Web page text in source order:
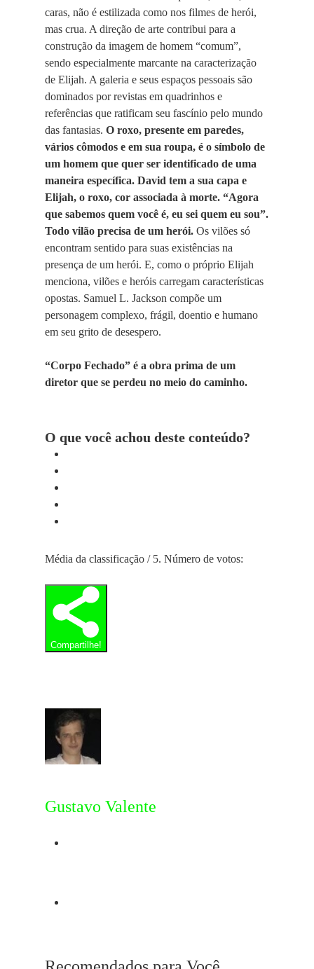
caras, não é estilizada como nos filmes de herói,
mas crua. A direção de arte contribui para a
construção da imagem de homem “comum”,
sendo especialmente marcante na caracterização
de Elijah. A galeria e seus espaços pessoais são
dominados por revistas em quadrinhos e
referências que ratificam seu fascínio pelo mundo
das fantasias. O roxo, presente em paredes,
vários cômodos e em sua roupa, é o símbolo de
um homem que quer ser identificado de uma
maneira específica. David tem a sua capa e
Elijah, o roxo, cor associada à morte. “Agora
que sabemos quem você é, eu sei quem eu sou”.
Todo vilão precisa de um herói. Os vilões só
encontram sentido para suas existências na
presença de um herói. E, como o próprio Elijah
menciona, vilões e heróis carregam características
opostas. Samuel L. Jackson compõe um
personagem complexo, frágil, doentio e humano
em seu grito de desespero.
“Corpo Fechado” é a obra prima de um
diretor que se perdeu no meio do caminho.
O que você achou deste conteúdo?
Média da classificação / 5. Número de votos:
Compartilhe!
Gustavo Valente